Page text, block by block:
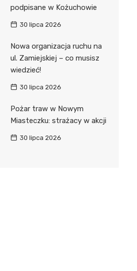
podpisane w Kożuchowie
30 lipca 2026
Nowa organizacja ruchu na
ul. Zamiejskiej – co musisz
wiedzieć!
30 lipca 2026
Pożar traw w Nowym
Miasteczku: strażacy w akcji
30 lipca 2026